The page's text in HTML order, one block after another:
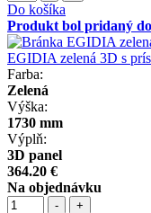
Do košíka
Produkt bol pridaný
EGIDIA zelená 3D s
Farba:
Zelená
Výška:
1730 mm
Výplň:
3D panel
364.20 €
Na objednávku
- +